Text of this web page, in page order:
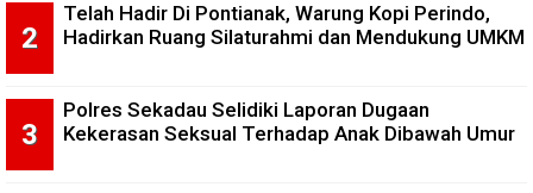
Telah Hadir Di Pontianak, Warung Kopi Perindo,
Hadirkan Ruang Silaturahmi dan Mendukung UMKM
Polres Sekadau Selidiki Laporan Dugaan
Kekerasan Seksual Terhadap Anak Dibawah Umur